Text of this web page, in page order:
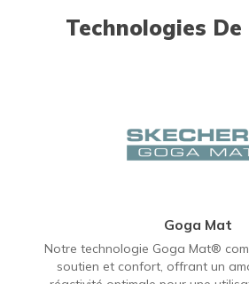
Technologies
Goga Mat
Notre technologie Goga Mat®
soutien et confort, offrant un